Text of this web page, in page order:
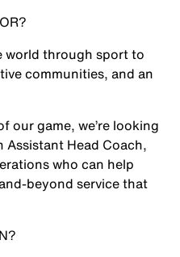
world through sport to
communities, and an
our game, we’re looking
Assistant Head Coach,
who can help
beyond service that